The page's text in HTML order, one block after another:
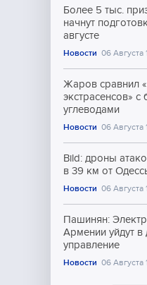
Более 5 тыс.
начнут
августе
Новости 06 Августа
Жаров сравнил
экстрасенсов»
углеводами
Новости 06 Августа
Bild: дроны
в 39 км от
Новости 06 Августа
Пашинян:
Армении уйдут в
управление
Новости 06 Августа